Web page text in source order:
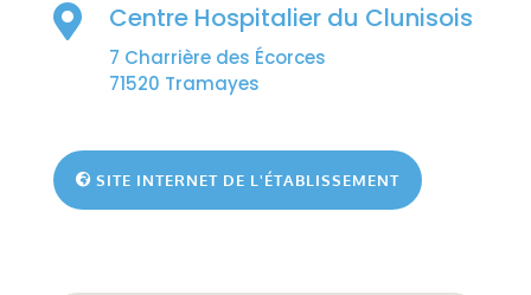
 Centre Hospitalier du Clunisois
7 Charrière des Écorces
71520 Tramayes
SITE INTERNET DE L'ÉTABLISSEMENT